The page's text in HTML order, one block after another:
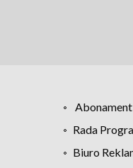
Rada
Biuro